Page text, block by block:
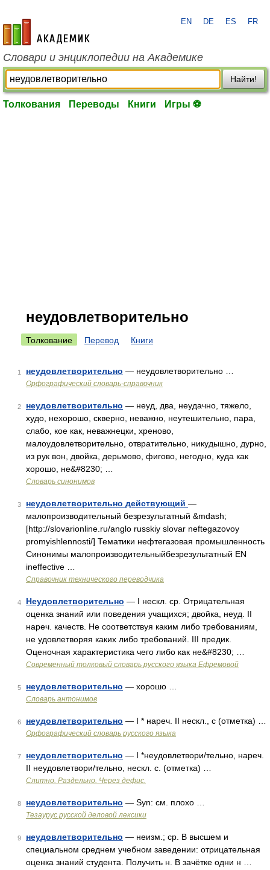
academic.ru
EN DE ES FR
Словари и энциклопедии на Академике
Найти!
Толкования Переводы Книги Игры ⚽
неудовлетворительно
Толкование Перевод Книги
1 неудовлетворительно — неудовлетворительно …
Орфографический словарь-справочник
2 неудовлетворительно — неуд, два, неудачно, тяжело,
худо, нехорошо, скверно, неважно, неутешительно, пара,
слабо, кое как, неважнецки, хреново,
малоудовлетворительно, отвратительно, никудышно, дурно,
из рук вон, двойка, дерьмово, фигово, негодно, куда как
хорошо, не&#8230; …
Словарь синонимов
3 неудовлетворительно действующий —
малопроизводительный безрезультатный &mdash;
[http://slovarionline.ru/anglo russkiy slovar neftegazovoy
promyishlennosti/] Тематики нефтегазовая промышленность
Синонимы малопроизводительныйбезрезультатный EN
ineffective …
Справочник технического переводчика
4 Неудовлетворительно — I нескл. ср. Отрицательная
оценка знаний или поведения учащихся; двойка, неуд. II
нареч. качеств. Не соответствуя каким либо требованиям,
не удовлетворяя каких либо требований. III предик.
Оценочная характеристика чего либо как не&#8230; …
Современный толковый словарь русского языка Ефремовой
5 неудовлетворительно — хорошо …
Словарь антонимов
6 неудовлетворительно — I * нареч. II нескл., с (отметка) …
Орфографический словарь русского языка
7 неудовлетворительно — I *неудовлетвори/тельно, нареч.
II неудовлетвори/тельно, нескл. с. (отметка) …
Слитно. Раздельно. Через дефис.
8 неудовлетворительно — Syn: см. плохо …
Тезаурус русской деловой лексики
9 неудовлетворительно — неизм.; ср. В высшем и
специальном среднем учебном заведении: отрицательная
оценка знаний студента. Получить н. В зачётке одни н …